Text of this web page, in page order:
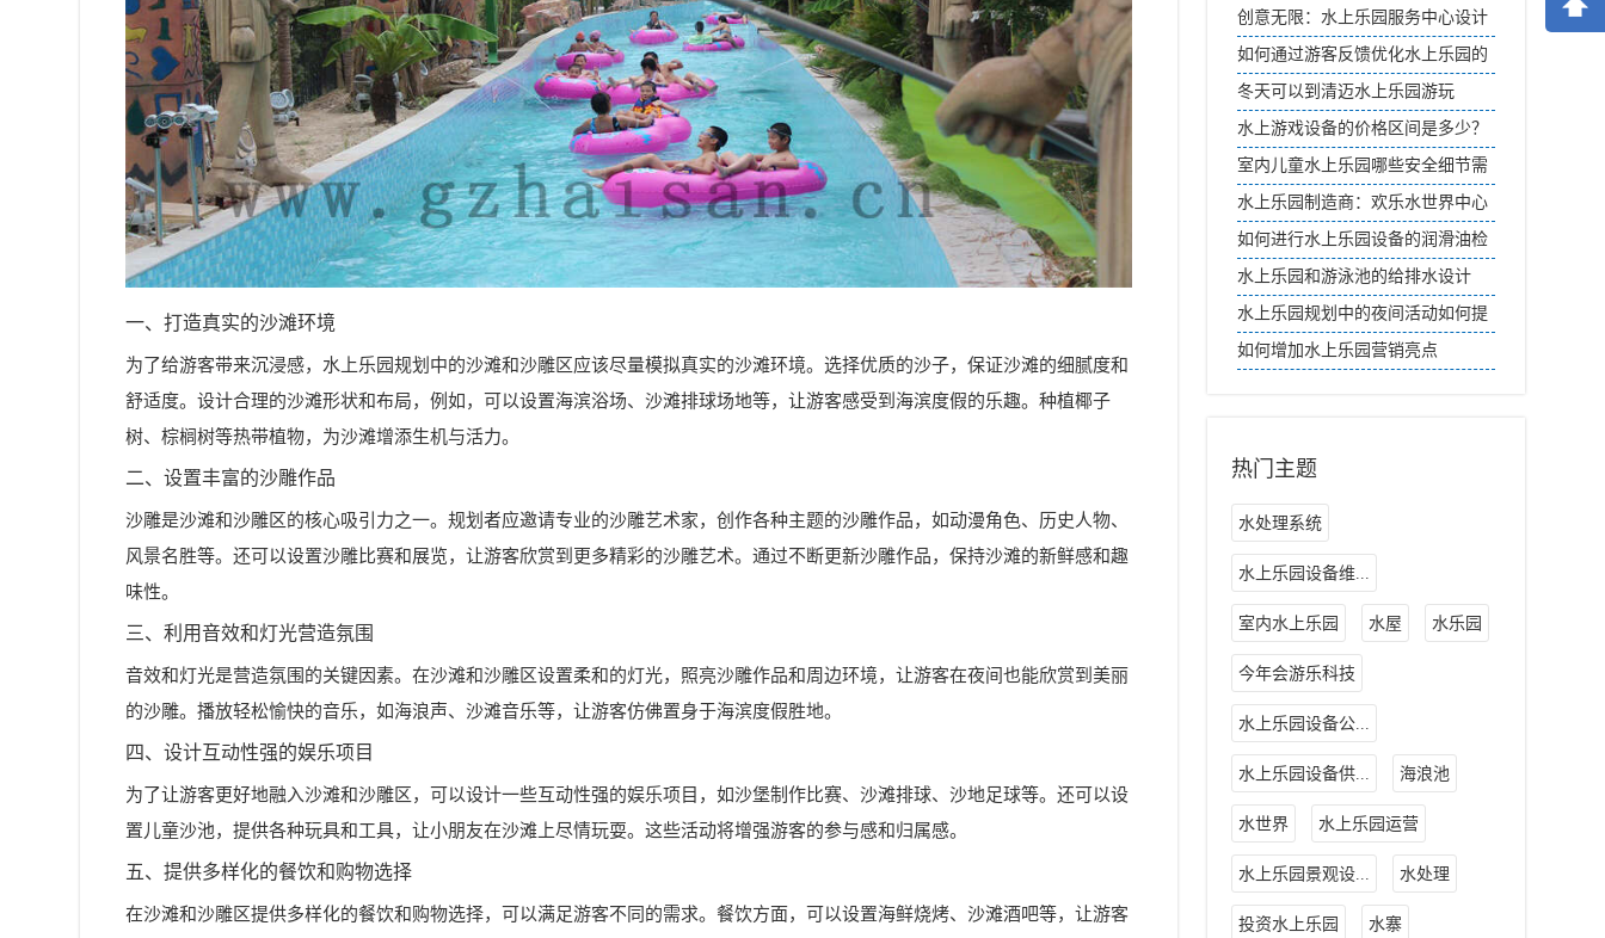
一、打造真实的沙滩环境
为了给游客带来沉浸感，水上乐园规划中的沙滩和沙雕区应该尽量模拟真实的沙滩环境。选择优质的沙子，保证沙滩的细腻度和
舒适度。设计合理的沙滩形状和布局，例如，可以设置海滨浴场、沙滩排球场地等，让游客感受到海滨度假的乐趣。种植椰子
树、棕榈树等热带植物，为沙滩增添生机与活力。
二、设置丰富的沙雕作品
沙雕是沙滩和沙雕区的核心吸引力之一。规划者应邀请专业的沙雕艺术家，创作各种主题的沙雕作品，如动漫角色、历史人物、
风景名胜等。还可以设置沙雕比赛和展览，让游客欣赏到更多精彩的沙雕艺术。通过不断更新沙雕作品，保持沙滩的新鲜感和趣
味性。
三、利用音效和灯光营造氛围
音效和灯光是营造氛围的关键因素。在沙滩和沙雕区设置柔和的灯光，照亮沙雕作品和周边环境，让游客在夜间也能欣赏到美丽
的沙雕。播放轻松愉快的音乐，如海浪声、沙滩音乐等，让游客仿佛置身于海滨度假胜地。
四、设计互动性强的娱乐项目
为了让游客更好地融入沙滩和沙雕区，可以设计一些互动性强的娱乐项目，如沙堡制作比赛、沙滩排球、沙地足球等。还可以设
置儿童沙池，提供各种玩具和工具，让小朋友在沙滩上尽情玩耍。这些活动将增强游客的参与感和归属感。
五、提供多样化的餐饮和购物选择
在沙滩和沙雕区提供多样化的餐饮和购物选择，可以满足游客不同的需求。餐饮方面，可以设置海鲜烧烤、沙滩酒吧等，让游客
创意无限：水上乐园服务中心设计
探秘
如何通过游客反馈优化水上乐园的
二次消费？
冬天可以到清迈水上乐园游玩
水上游戏设备的价格区间是多少？
室内儿童水上乐园哪些安全细节需
要重视？
水上乐园制造商：欢乐水世界中心
如何进行水上乐园设备的润滑油检
查？
水上乐园和游泳池的给排水设计
水上乐园规划中的夜间活动如何提
供独特体验？
如何增加水上乐园营销亮点
热门主题
水处理系统
水上乐园设备维...
室内水上乐园 水屋 水乐园
今年会游乐科技
水上乐园设备公...
水上乐园设备供... 海浪池
水世界 水上乐园运营
水上乐园景观设... 水处理
投资水上乐园 水寨